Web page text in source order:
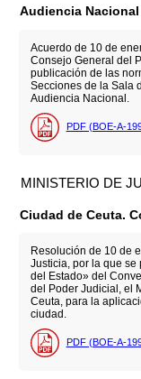
Audiencia Nacional
Acuerdo de 10 de
Consejo General del
publicación de las
Secciones de la Sala
Audiencia Nacional.
PDF (BOE-A-
MINISTERIO DE
Ciudad de Ceuta.
Resolución de 10 de
Justicia, por la que se
del Estado» del
del Poder Judicial, el
Ceuta, para la
ciudad.
PDF (BOE-A-